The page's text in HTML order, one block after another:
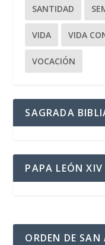
SANTIDAD
VIDA VIDA
VOCACIÓN
SAGRADA
PAPA LEÓN XIV
ORDEN DE